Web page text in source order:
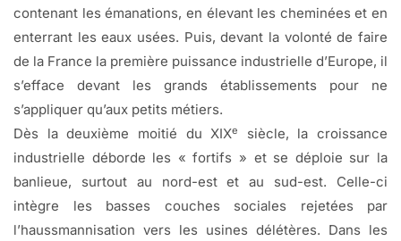
contenant les émanations, en élevant les cheminées et en
enterrant les eaux usées. Puis, devant la volonté de faire
de la France la première puissance industrielle d’Europe, il
s’efface devant les grands établissements pour ne
s’appliquer qu’aux petits métiers.
Dès la deuxième moitié du XIXe
siècle, la croissance
industrielle déborde les « fortifs » et se déploie sur la
banlieue, surtout au nord-est et au sud-est. Celle-ci
intègre les basses couches sociales rejetées par
l’haussmannisation vers les usines délétères. Dans les